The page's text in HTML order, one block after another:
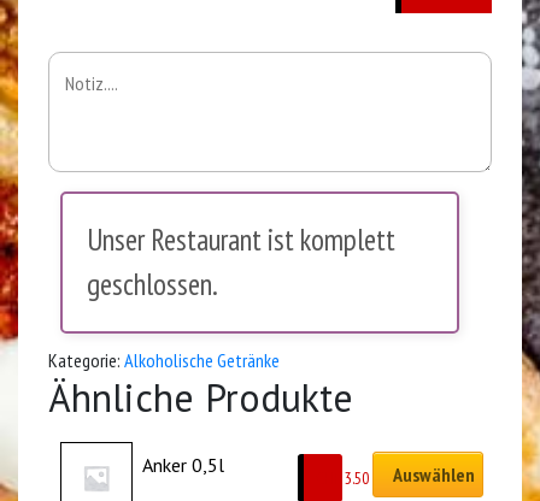
Unser Restaurant ist komplett
geschlossen.
Kategorie: Alkoholische Getränke
Ähnliche Produkte
Anker 0,5l
3.50 Auswählen